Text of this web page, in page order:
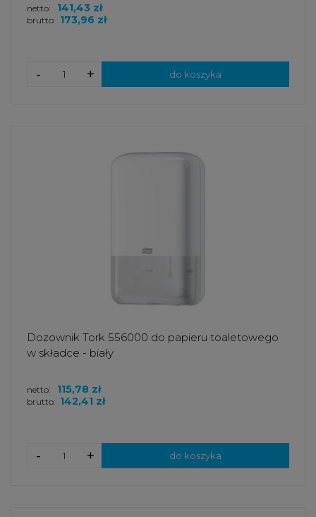
brutto: 173,96 zł
netto: 141,43 zł
+
- do koszyka
Dozownik Tork 556000 do papieru toaletowego
w składce - biały
brutto: 142,41 zł
netto: 115,78 zł
+
- do koszyka